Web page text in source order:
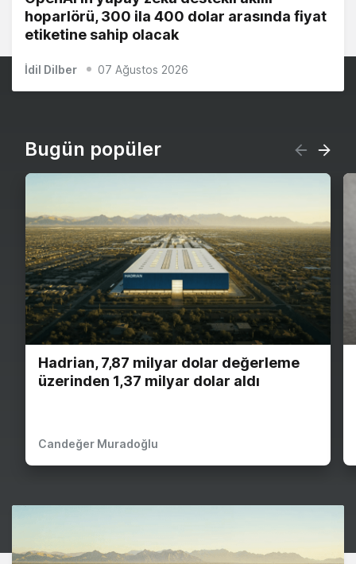
hoparlörü, 300 ila 400 dolar arasında fiyat
etiketine sahip olacak
İdil Dilber 07 Ağustos 2026
Bugün popüler
Hadrian, 7,87 milyar dolar değerleme
üzerinden 1,37 milyar dolar aldı
Candeğer Muradoğlu